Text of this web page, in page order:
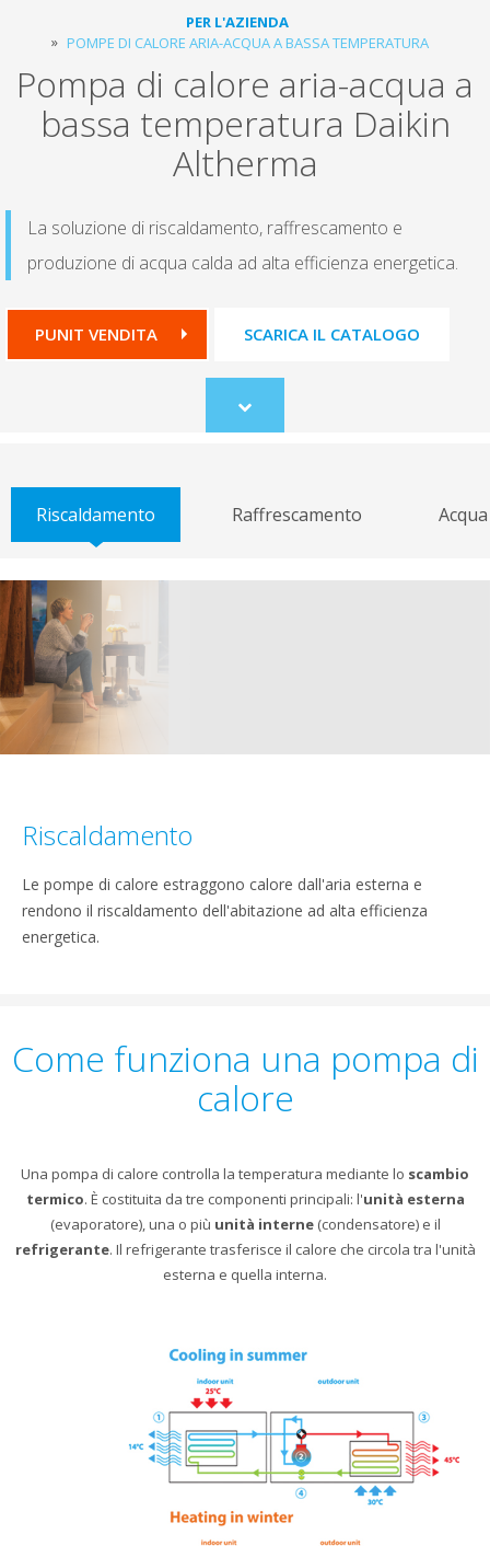
PER L'AZIENDA
POMPE DI CALORE ARIA-ACQUA A BASSA TEMPERATURA
Pompa di calore aria-acqua a
bassa temperatura Daikin
Altherma
La soluzione di riscaldamento, raffrescamento e
produzione di acqua calda ad alta efficienza energetica.
PUNIT VENDITA SCARICA IL CATALOGO
Scroll
to
Riscaldamento Raffrescamento
Riscaldamento
Le pompe di calore estraggono calore dall'aria esterna e
rendono il riscaldamento dell'abitazione ad alta efficienza
energetica.
Come funziona una pompa di
calore
Una pompa di calore controlla la temperatura mediante lo scambio
termico. È costituita da tre componenti principali: l'unità esterna
(evaporatore), una o più unità interne(condensatore) e il
refrigerante. Il refrigerante trasferisce il calore che circola tra l'unità
esterna e quella interna.